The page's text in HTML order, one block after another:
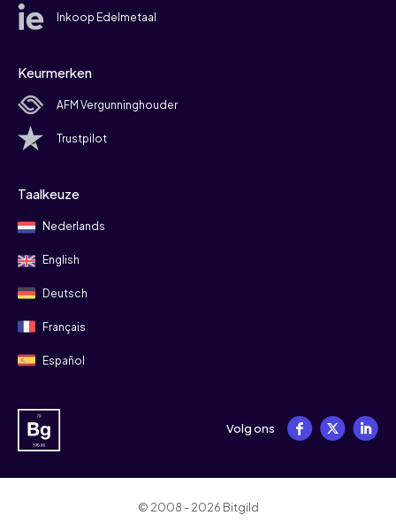
Inkoop Edelmetaal
Keurmerken
AFM Vergunninghouder
Trustpilot
Taalkeuze
Nederlands
English
Deutsch
Français
Español
Volg ons
© 2008 - 2026 Bitgild